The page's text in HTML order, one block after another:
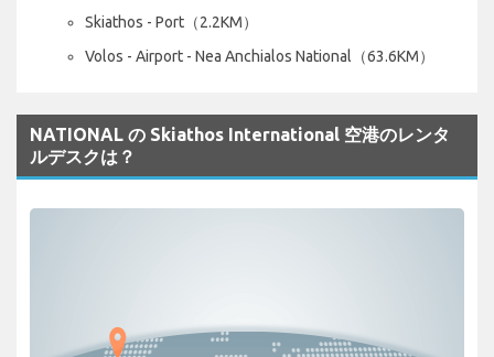
Skiathos - Port（2.2KM）
Volos - Airport - Nea Anchialos National（63.6KM）
NATIONAL の Skiathos International 空港のレンタ
ルデスクは？